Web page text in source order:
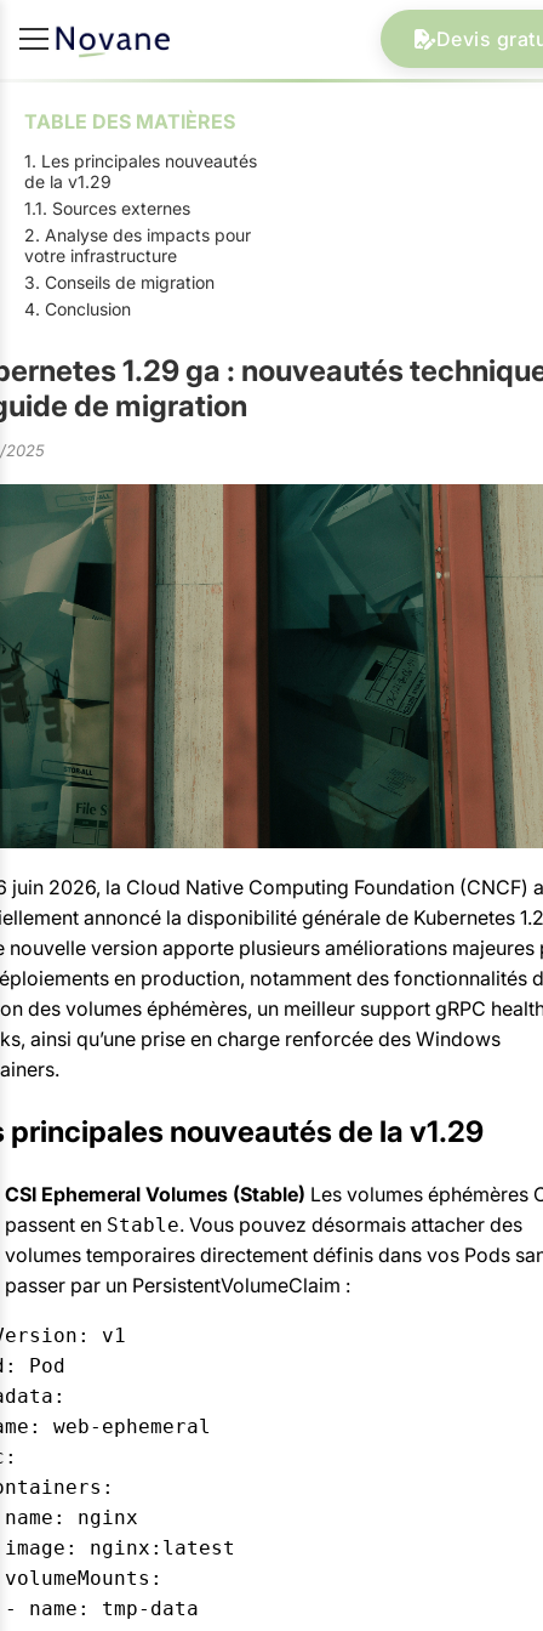
Devis
TABLE DES MATIÈRES
1. Les principales nouveautés
de la v1.29
1.1. Sources externes
2. Analyse des impacts pour
votre infrastructure
3. Conseils de migration
4. Conclusion
1.29 ga : nouveautés
de migration
2025
juin 2026, la Cloud Native Computing Foundation (CNCF) a
annoncé la disponibilité générale de Kubernetes
nouvelle version apporte plusieurs améliorations majeures
en production, notamment des fonctionnalités
des volumes éphémères, un meilleur support gRPC
ainsi qu’une prise en charge renforcée des Windows
principales nouveautés de la v1.29
CSI Ephemeral Volumes (Stable) Les volumes éphémères
passent en Stable. Vous pouvez désormais attacher des
volumes temporaires directement définis dans vos Pods
passer par un PersistentVolumeClaim :
v1
Pod
web-ephemeral
nginx
nginx:latest
- name: tmp-data